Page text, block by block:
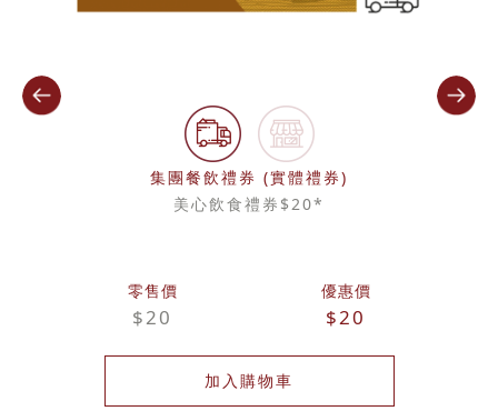
集團餐飲禮券 (實體禮券)
美心飲食禮券$20*
零售價
$20
優惠價
$20